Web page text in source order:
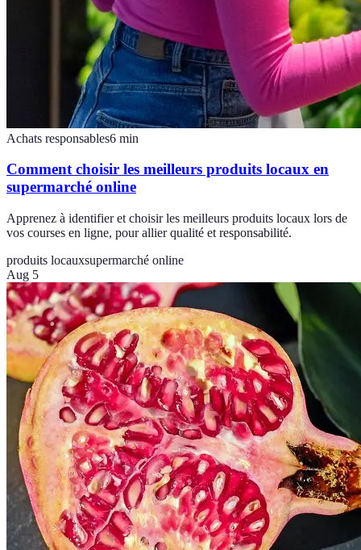
Achats responsables6 min
Comment choisir les meilleurs produits locaux en
supermarché online
Apprenez à identifier et choisir les meilleurs produits locaux lors de
vos courses en ligne, pour allier qualité et responsabilité.
produits locauxsupermarché online
Aug 5